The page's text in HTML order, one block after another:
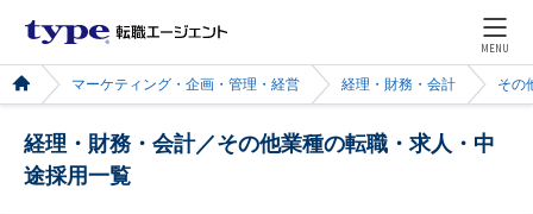
MENU
マーケティング・企画・管理・経営 経理・財務・会計 その
経理・財務・会計／その他業種の転職・求人・中
途採用一覧